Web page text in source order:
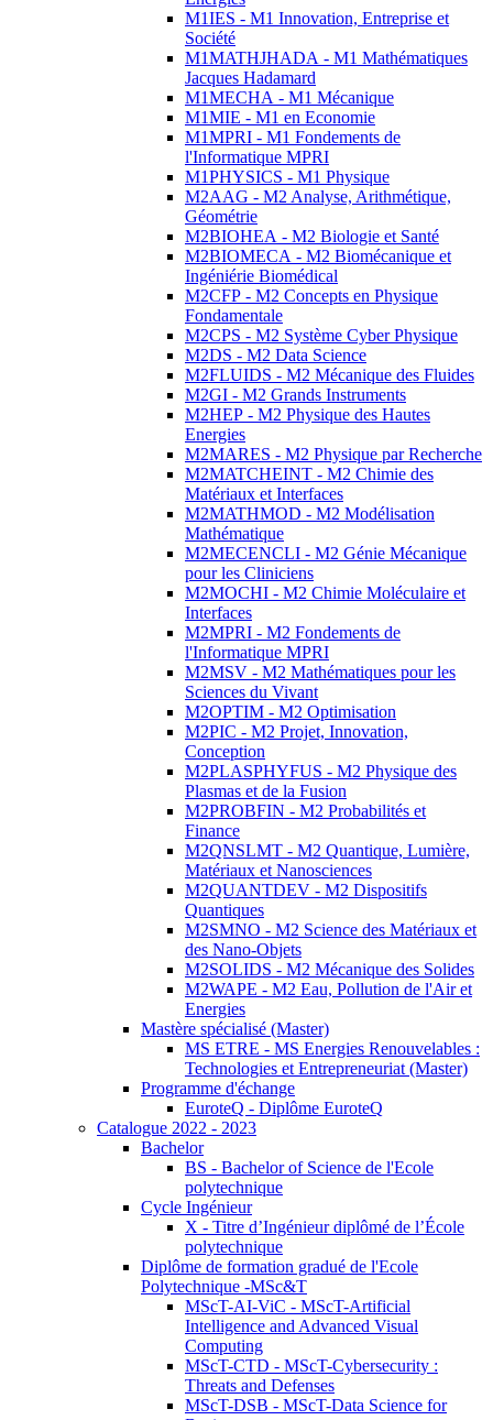
M1IES - M1 Innovation, Entreprise et
Société
M1MATHJHADA - M1 Mathématiques
Jacques Hadamard
M1MECHA - M1 Mécanique
M1MIE - M1 en Economie
M1MPRI - M1 Fondements de
l'Informatique MPRI
M1PHYSICS - M1 Physique
M2AAG - M2 Analyse, Arithmétique,
Géométrie
M2BIOHEA - M2 Biologie et Santé
M2BIOMECA - M2 Biomécanique et
Ingéniérie Biomédical
M2CFP - M2 Concepts en Physique
Fondamentale
M2CPS - M2 Système Cyber Physique
M2DS - M2 Data Science
M2FLUIDS - M2 Mécanique des Fluides
M2GI - M2 Grands Instruments
M2HEP - M2 Physique des Hautes
Energies
M2MARES - M2 Physique par Recherche
M2MATCHEINT - M2 Chimie des
Matériaux et Interfaces
M2MATHMOD - M2 Modélisation
Mathématique
M2MECENCLI - M2 Génie Mécanique
pour les Cliniciens
M2MOCHI - M2 Chimie Moléculaire et
Interfaces
M2MPRI - M2 Fondements de
l'Informatique MPRI
M2MSV - M2 Mathématiques pour les
Sciences du Vivant
M2OPTIM - M2 Optimisation
M2PIC - M2 Projet, Innovation,
Conception
M2PLASPHYFUS - M2 Physique des
Plasmas et de la Fusion
M2PROBFIN - M2 Probabilités et
Finance
M2QNSLMT - M2 Quantique, Lumière,
Matériaux et Nanosciences
M2QUANTDEV - M2 Dispositifs
Quantiques
M2SMNO - M2 Science des Matériaux et
des Nano-Objets
M2SOLIDS - M2 Mécanique des Solides
M2WAPE - M2 Eau, Pollution de l'Air et
Energies
Mastère spécialisé (Master)
MS ETRE - MS Energies Renouvelables :
Technologies et Entrepreneuriat (Master)
Programme d'échange
EuroteQ - Diplôme EuroteQ
Catalogue 2022 - 2023
Bachelor
BS - Bachelor of Science de l'Ecole
polytechnique
Cycle Ingénieur
X - Titre d’Ingénieur diplômé de l’École
polytechnique
Diplôme de formation gradué de l'Ecole
Polytechnique -MSc&T
MScT-AI-ViC - MScT-Artificial
Intelligence and Advanced Visual
Computing
MScT-CTD - MScT-Cybersecurity :
Threats and Defenses
MScT-DSB - MScT-Data Science for